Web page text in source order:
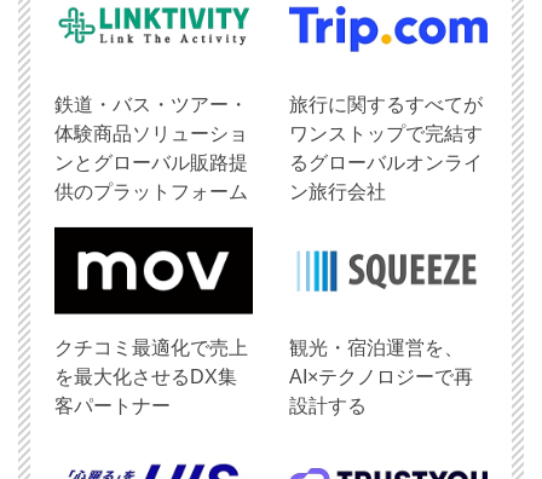
鉄道・バス・ツアー・
体験商品ソリューショ
ンとグローバル販路提
供のプラットフォーム
旅行に関するすべてが
ワンストップで完結す
るグローバルオンライ
ン旅行会社
クチコミ最適化で売上
を最大化させるDX集
客パートナー
観光・宿泊運営を、
AI×テクノロジーで再
設計する